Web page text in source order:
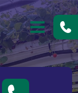
OUVRIR